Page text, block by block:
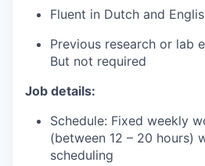
Fluent in Dutch and
Previous research or lab
But not required
Job details:
Schedule: Fixed weekly
(between 12 – 20 hours)
scheduling